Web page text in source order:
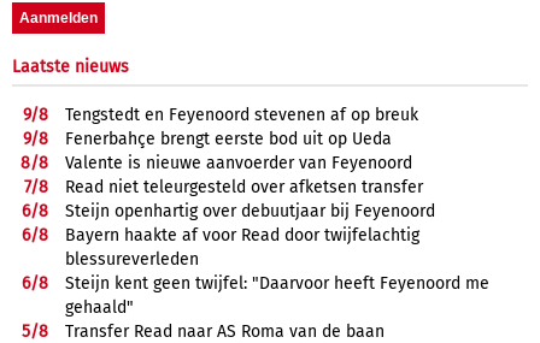
Laatste nieuws
9/8
Tengstedt en Feyenoord stevenen af op breuk
9/8
Fenerbahçe brengt eerste bod uit op Ueda
8/8
Valente is nieuwe aanvoerder van Feyenoord
7/8
Read niet teleurgesteld over afketsen transfer
6/8
Steijn openhartig over debuutjaar bij Feyenoord
6/8
Bayern haakte af voor Read door twijfelachtig
blessureverleden
6/8
Steijn kent geen twijfel: "Daarvoor heeft Feyenoord me
gehaald"
5/8
Transfer Read naar AS Roma van de baan